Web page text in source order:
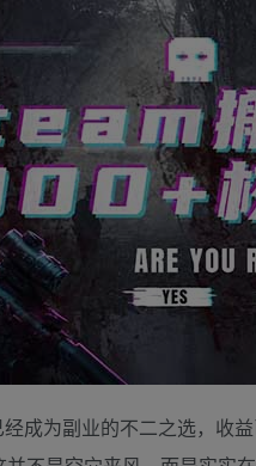
成为副业的不二之选，收